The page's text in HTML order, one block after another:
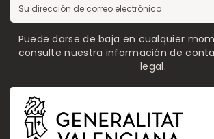
Puede darse de baja en cualquier
consulte nuestra información de
legal.